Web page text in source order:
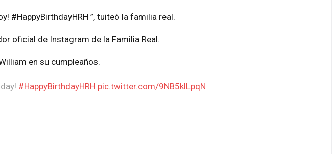
#HappyBirthdayHRH ”, tuiteó la familia real.
oficial de Instagram de la Familia Real.
en su cumpleaños.
#HappyBirthdayHRH pic.twitter.com/9NB5klLpqN